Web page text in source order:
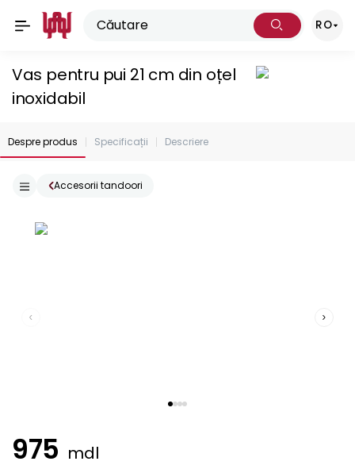
RO
Vas pentru pui 21 cm din oțel
inoxidabil
Despre produs Specificații Descriere
Accesorii tandoori
975 mdl